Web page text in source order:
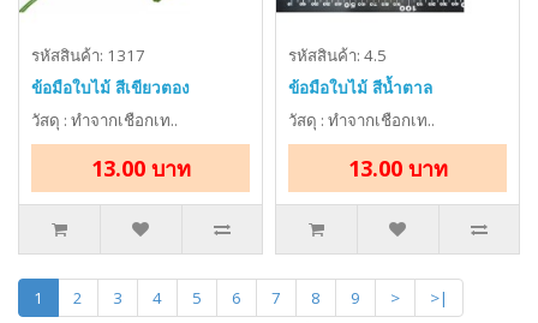
รหัสสินค้า: 1317
ข้อมือใบไม้ สีเขียวตอง
วัสดุ : ทำจากเชือกเท..
13.00 บาท
รหัสสินค้า: 4.5
ข้อมือใบไม้ สีน้ำตาล
วัสดุ : ทำจากเชือกเท..
13.00 บาท
1 2 3 4 5 6 7 8 9 >
>|